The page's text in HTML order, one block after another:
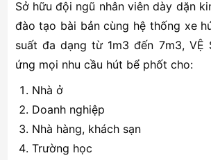
Sở hữu đội ngũ nhân viên dày dặn
đào tạo bài bản cùng hệ thống xe
suất đa dạng từ 1m3 đến 7m3, VỆ
ứng mọi nhu cầu hút bể phốt cho:
Nhà ở
Doanh nghiệp
Nhà hàng, khách sạn
Trường học